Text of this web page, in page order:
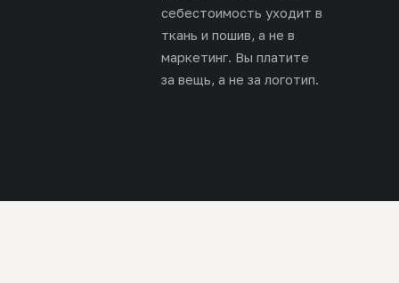
себестоимость уходит в
ткань и пошив, а не в
маркетинг. Вы платите
за вещь, а не за логотип.